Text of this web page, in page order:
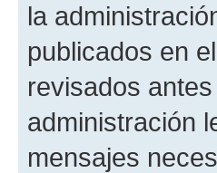
la
publicados en
revisados
administración
mensajes